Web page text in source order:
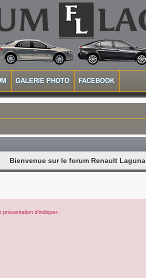
GALERIE PHOTO FACEBOOK
Bienvenue sur le forum Renault Laguna
présentation d'indiquer: